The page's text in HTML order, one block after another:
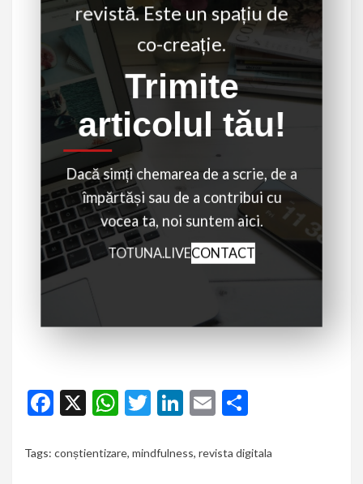
revistă. Este un spațiu de
co-creație.
Trimite
articolul tău!
Dacă simți chemarea de a scrie, de a
împărtăși sau de a contribui cu
vocea ta, noi suntem aici.
TOTUNA.LIVECONTACT
Facebook
X WhatsApp
Twitter
LinkedIn
Email
Tags: conștientizare, mindfulness, revista digitala